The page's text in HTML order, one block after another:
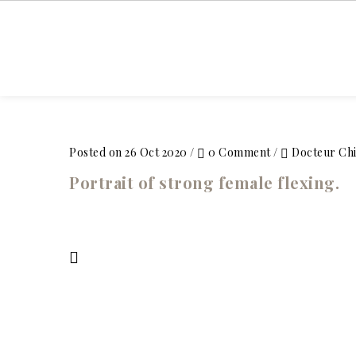
Posted on 26 Oct 2020 / 0 Comment/ Docteur
Portrait of strong female flexing.